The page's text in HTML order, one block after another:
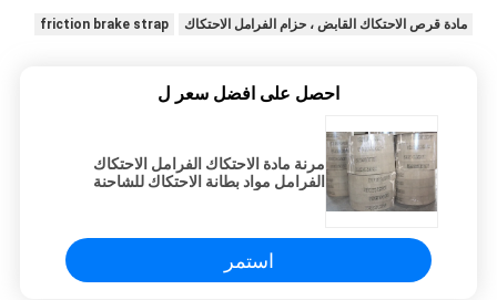
مادة قرص الاحتكاك القابض ، حزام الفرامل الاحتكاك friction brake strap
احصل على افضل سعر ل
مرنة مادة الاحتكاك الفرامل الاحتكاك
الفرامل مواد بطانة الاحتكاك للشاحنة
استمر